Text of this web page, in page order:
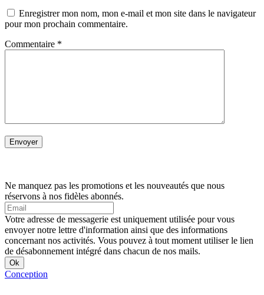
Enregistrer mon nom, mon e-mail et mon site dans le navigateur
pour mon prochain commentaire.
Commentaire *
Ne manquez pas les promotions et les nouveautés que nous
réservons à nos fidèles abonnés.
Votre adresse de messagerie est uniquement utilisée pour vous
envoyer notre lettre d'information ainsi que des informations
concernant nos activités. Vous pouvez à tout moment utiliser le lien
de désabonnement intégré dans chacun de nos mails.
Conception